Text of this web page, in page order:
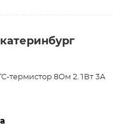
термистор 8Ом 2.1Вт 3А